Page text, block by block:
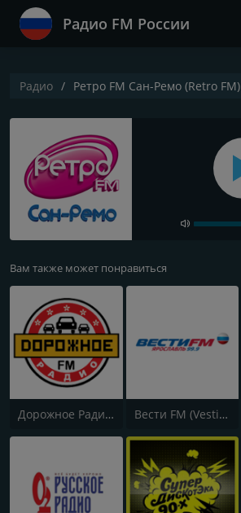
Радио FM России
Радио Ретро FM Сан-Ремо (Retro FM)
Вам также может понравиться
Дорожное Радио (Dorojnoe Radio) Вести FM (Vesti FM)